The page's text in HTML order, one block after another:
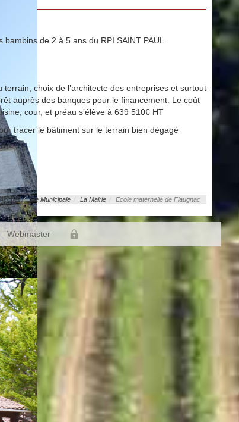
de 2 à 5 ans du RPI SAINT PAUL
choix de l’architecte des entreprises et surtout
auprès des banques pour le financement. Le coût
cour, et préau s’élève à 639 510€ HT
tracer le bâtiment sur le terrain bien dégagé
Accueil Vie Municipale La Mairie Ecole maternelle de Flaugnac
Webmaster